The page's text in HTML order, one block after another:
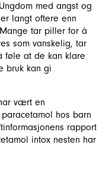
med angst og
langt oftere enn
tar piller for å
som vanskelig, tar
føle at de kan klare
bruk kan gi
vært en
hos barn
rapport
intox nesten har